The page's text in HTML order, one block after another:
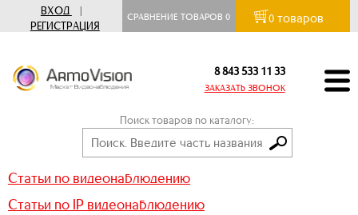
ВХОД
|
РЕГИСТРАЦИЯ
СРАВНЕНИЕ ТОВАРОВ0 0 товаров
8 843 533 11 33
ЗАКАЗАТЬ ЗВОНОК
Поиск товаров по каталогу:
Статьи по видеонаблюдению
Статьи по IP видеонаблюдению